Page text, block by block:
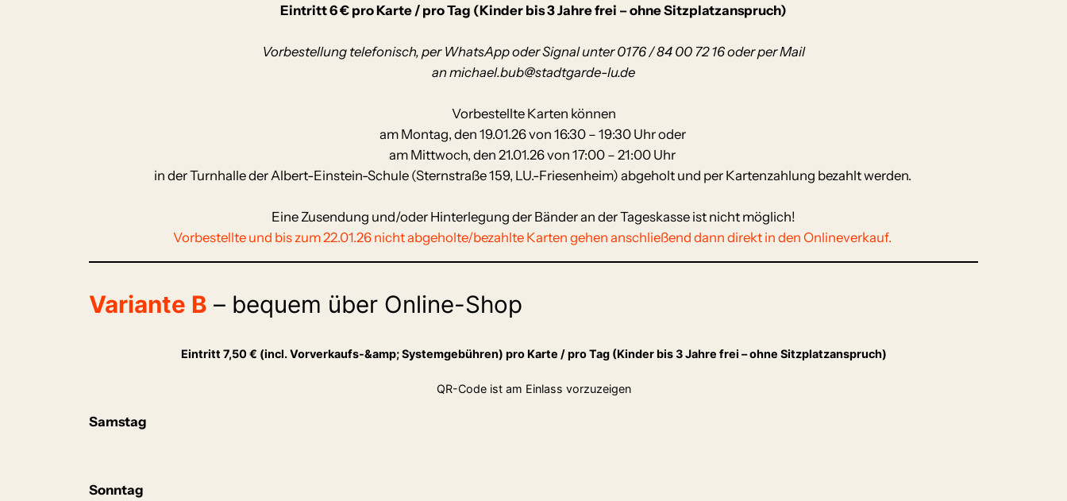
Eintritt 6 € pro Karte / pro Tag (Kinder bis 3 Jahre frei – ohne Sitzplatzanspruch)
Vorbestellung telefonisch, per WhatsApp oder Signal unter 0176 / 84 00 72 16 oder per Mail
an michael.bub@stadtgarde-lu.de
Vorbestellte Karten können
am Montag, den 19.01.26 von 16:30 – 19:30 Uhr oder
am Mittwoch, den 21.01.26 von 17:00 – 21:00 Uhr
in der Turnhalle der Albert-Einstein-Schule (Sternstraße 159, LU.-Friesenheim) abgeholt und per Kartenzahlung bezahlt werden.
Eine Zusendung und/oder Hinterlegung der Bänder an der Tageskasse ist nicht möglich!
Vorbestellte und bis zum 22.01.26 nicht abgeholte/bezahlte Karten gehen anschließend dann direkt in den Onlineverkauf.
Variante B – bequem über Online-Shop
Eintritt 7,50 € (incl. Vorverkaufs-&amp; Systemgebühren) pro Karte / pro Tag (Kinder bis 3 Jahre frei – ohne Sitzplatzanspruch)
QR-Code ist am Einlass vorzuzeigen
Samstag
Sonntag